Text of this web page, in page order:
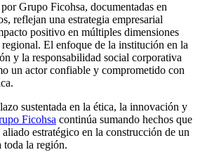
Grupo Ficohsa, documentadas en
reflejan una estrategia empresarial
positivo en múltiples dimensiones
El enfoque de la institución en la
y la responsabilidad social corporativa
un actor confiable y comprometido con
sustentada en la ética, la innovación y
Ficohsa continúa sumando hechos que
estratégico en la construcción de un
toda la región.